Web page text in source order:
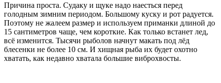
Причина проста. Судаку и щуке надо наесться перед
голодным зимним периодом. Большому куску и рот радуется.
Поэтому не жалеем размер и используем приманки длиной до
15 сантиметров чаще, чем короткие. Как только встанет лед,
всё изменится. Тысячи рыболов начнут макать под лёд
блесенки не более 10 см. И хищная рыба их будет охотно
хватать, как недавно хватала большие виброхвосты.